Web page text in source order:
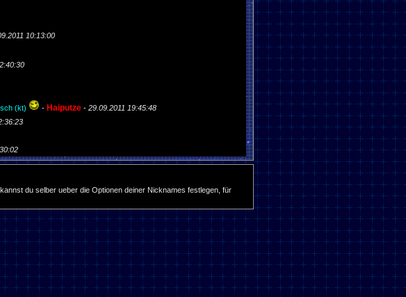
10:13:00
(kt)
- Haiputze- 29.09.2011 19:45:48
du selber ueber die Optionen deiner Nicknames festlegen, für